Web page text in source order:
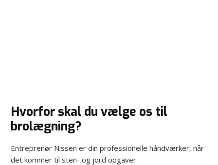
Hvorfor skal du vælge os til
brolægning?
Entreprenør Nissen er din professionelle håndværker, når
det kommer til sten- og jord opgaver.